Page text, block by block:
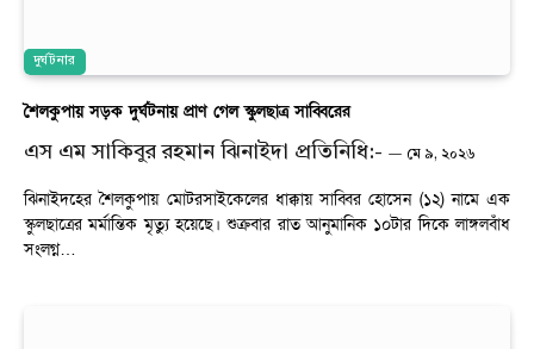
দুর্ঘটনার
শৈলকুপায় সড়ক দুর্ঘটনায় প্রাণ গেল স্কুলছাত্র সাব্বিরের
এস এম সাকিবুর রহমান ঝিনাইদা প্রতিনিধি:- মে ৯, ২০২৬
ঝিনাইদহের শৈলকুপায় মোটরসাইকেলের ধাক্কায় সাব্বির হোসেন (১২) নামে এক
স্কুলছাত্রের মর্মান্তিক মৃত্যু হয়েছে। শুক্রবার রাত আনুমানিক ১০টার দিকে লাঙ্গলবাঁধ
সংলগ্ন…